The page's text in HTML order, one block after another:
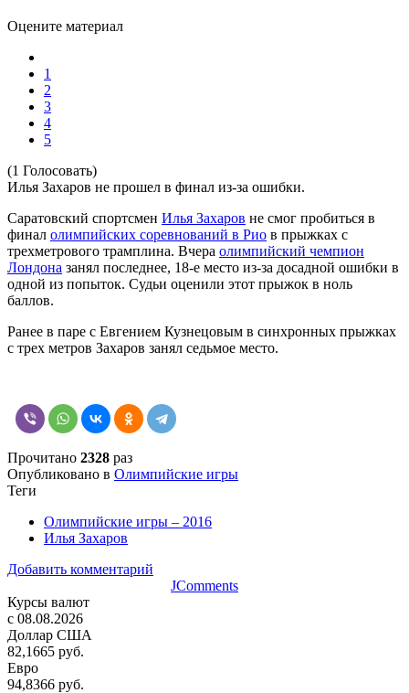
Оцените материал
1
2
3
4
5
(1 Голосовать)
Илья Захаров не прошел в финал из-за ошибки.
Саратовский спортсмен Илья Захаров не смог пробиться в
финал олимпийских соревнований в Рио в прыжках с
трехметрового трамплина. Вчера олимпийский чемпион
Лондона занял последнее, 18-е место из-за досадной ошибки в
одной из попыток. Судьи оценили этот прыжок в ноль
баллов.
Ранее в паре с Евгением Кузнецовым в синхронных прыжках
с трех метров Захаров занял седьмое место.
Прочитано 2328 раз
Опубликовано в Олимпийские игры
Теги
Олимпийские игры – 2016
Илья Захаров
Добавить комментарий
JComments
Курсы валют
c 08.08.2026
Доллар США
82,1665 руб.
Евро
94,8366 руб.